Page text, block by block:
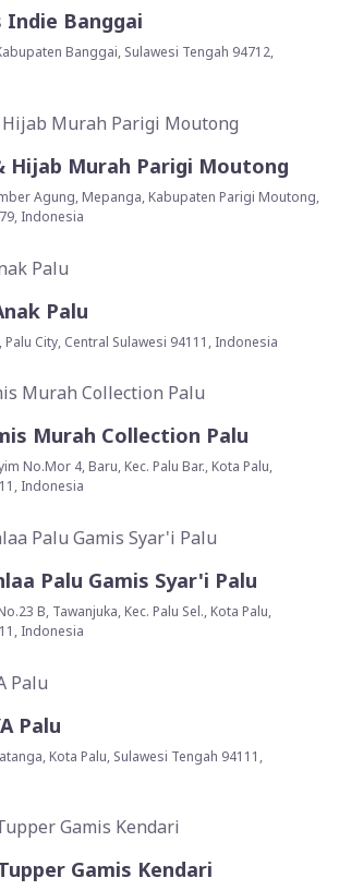
Indie Banggai
Banggai, Sulawesi Tengah 94712,
Hijab Murah Parigi Moutong
Agung, Mepanga, Kabupaten Parigi Moutong,
Indonesia
Palu
Palu City, Central Sulawesi 94111, Indonesia
Murah Collection Palu
No.Mor 4, Baru, Kec. Palu Bar., Kota Palu,
Indonesia
Palu Gamis Syar'i Palu
B, Tawanjuka, Kec. Palu Sel., Kota Palu,
Indonesia
Palu
Kota Palu, Sulawesi Tengah 94111,
Gamis Kendari